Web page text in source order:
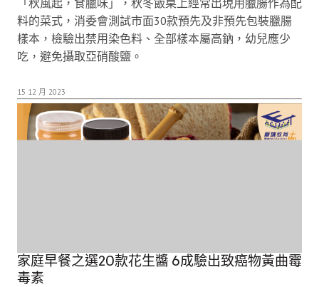
料的菜式，消委會測試市面30款預先及非預先包裝臘腸
樣本，檢驗出禁用染色料、全部樣本屬高鈉，幼兒應少
吃，避免攝取亞硝酸鹽。
15 12 月 2023
家庭早餐之選20款花生醬 6成驗出致癌物黃曲霉
毒素